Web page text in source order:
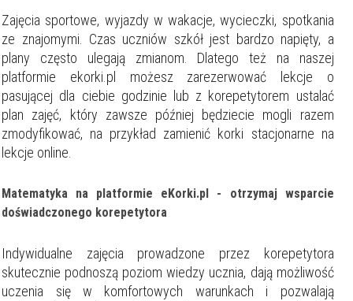
Zajęcia sportowe, wyjazdy w wakacje, wycieczki, spotkania
ze znajomymi. Czas uczniów szkół jest bardzo napięty, a
plany często ulegają zmianom. Dlatego też na naszej
platformie ekorki.pl możesz zarezerwować lekcje o
pasującej dla ciebie godzinie lub z korepetytorem ustalać
plan zajęć, który zawsze później będziecie mogli razem
zmodyfikować, na przykład zamienić korki stacjonarne na
lekcje online.
Matematyka na platformie eKorki.pl - otrzymaj wsparcie
doświadczonego korepetytora
Indywidualne zajęcia prowadzone przez korepetytora
skutecznie podnoszą poziom wiedzy ucznia, dają możliwość
uczenia się w komfortowych warunkach i pozwalają